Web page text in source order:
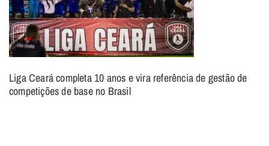
Liga Ceará completa 10 anos e vira referência de gestão de
competições de base no Brasil